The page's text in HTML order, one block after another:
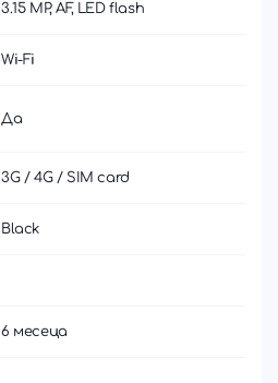
3.15 MP, AF, LED flash
Wi-Fi
Да
3G / 4G / SIM card
Black
6 месеца